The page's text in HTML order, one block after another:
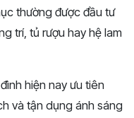
thường được đầu tư
trí, tủ rượu hay hệ lam
hiện nay ưu tiên
và tận dụng ánh sáng